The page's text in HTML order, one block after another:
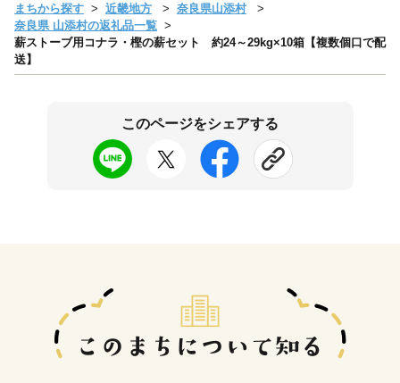
まちから探す 近畿地方
奈良県山添村
奈良県 山添村の返礼品一覧
薪ストーブ用コナラ・樫の薪セット 約24～29kg×10箱【複数個口で配
送】
このページをシェアする